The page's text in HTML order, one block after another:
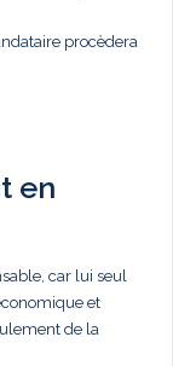
procèdera
en
car lui seul
et
de la